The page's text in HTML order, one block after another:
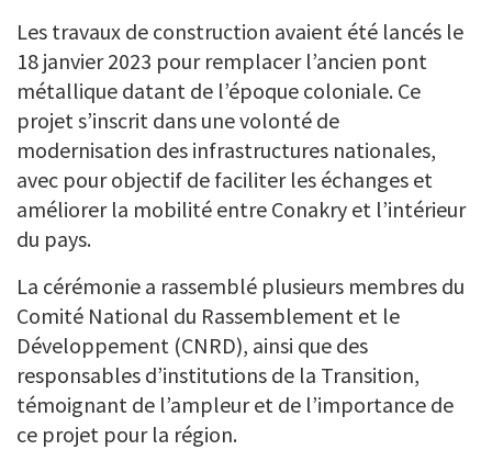
Les travaux de construction avaient été lancés le
18 janvier 2023 pour remplacer l’ancien pont
métallique datant de l’époque coloniale. Ce
projet s’inscrit dans une volonté de
modernisation des infrastructures nationales,
avec pour objectif de faciliter les échanges et
améliorer la mobilité entre Conakry et l’intérieur
du pays.
La cérémonie a rassemblé plusieurs membres du
Comité National du Rassemblement et le
Développement (CNRD), ainsi que des
responsables d’institutions de la Transition,
témoignant de l’ampleur et de l’importance de
ce projet pour la région.